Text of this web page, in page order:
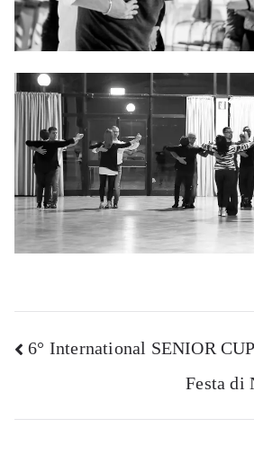
Navigazione
articoli
6° International SENIOR CUP
Festa di